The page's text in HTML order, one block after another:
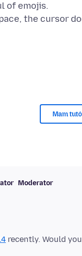
of emojis.
the cursor
Mam
Moderator
recently. Would